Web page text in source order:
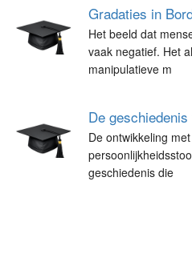
Gradaties in
Het beeld dat
vaak negatief. Het
manipulatieve m
De
De ontwikkeling
geschiedenis die